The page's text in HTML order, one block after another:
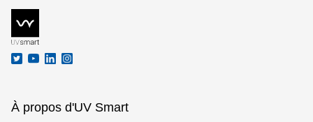
À propos d'UV Smart